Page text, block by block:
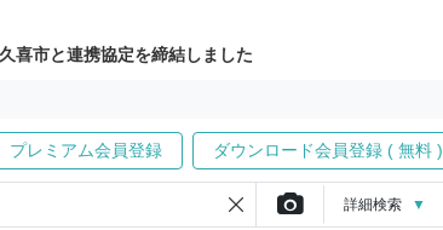
喜市と連携協定を締結しました
プレミアム会員登録 ダウンロード会員登録 ( 無料 )
詳細検索 ▼